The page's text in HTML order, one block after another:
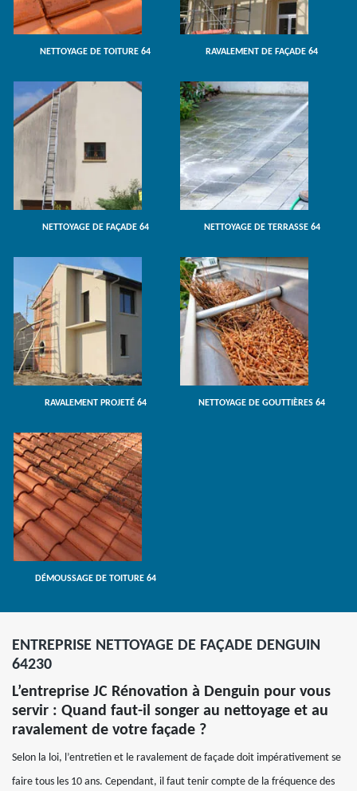
NETTOYAGE DE TOITURE 64 RAVALEMENT DE FAÇADE 64
NETTOYAGE DE FAÇADE 64 NETTOYAGE DE TERRASSE 64
RAVALEMENT PROJETÉ 64 NETTOYAGE DE GOUTTIÈRES 64
DÉMOUSSAGE DE TOITURE 64
ENTREPRISE NETTOYAGE DE FAÇADE DENGUIN
64230
L’entreprise JC Rénovation à Denguin pour vous
servir : Quand faut-il songer au nettoyage et au
ravalement de votre façade ?
Selon la loi, l’entretien et le ravalement de façade doit impérativement se
faire tous les 10 ans. Cependant, il faut tenir compte de la fréquence des